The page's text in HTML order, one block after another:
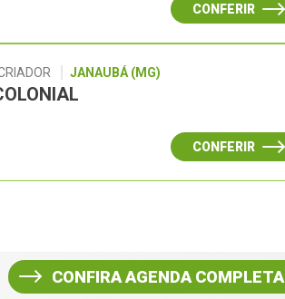
CONFERIR
JANAUBÁ (MG)
CONFERIR
CONFIRA AGENDA COMPLETA